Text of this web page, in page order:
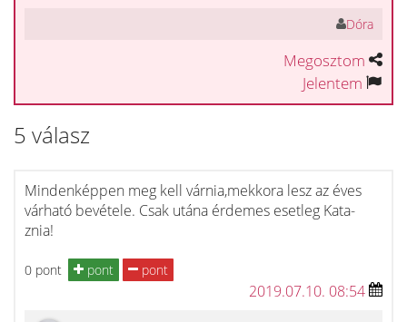
Dóra
Megosztom
Jelentem
5 válasz
Mindenképpen meg kell várnia,mekkora lesz az éves
várható bevétele. Csak utána érdemes esetleg Kata-
znia!
0 pont pont pont
2019.07.10. 08:54